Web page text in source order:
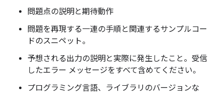
問題点の説明と期待動作
問題を再現する一連の手順と関連するサンプルコー
ドのスニペット。
予想される出力の説明と実際に発生したこと。受信
したエラー メッセージをすべて含めてください。
プログラミング言語、ライブラリのバージョンな